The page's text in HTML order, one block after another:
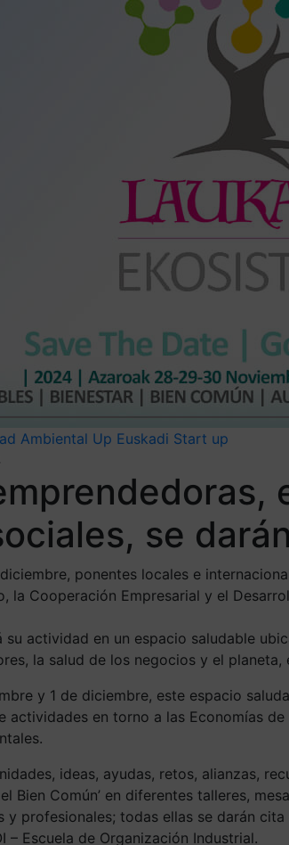
Ambiental Up Euskadi Start up
se
ponentes locales e
la Cooperación Empresarial y el
su actividad en un espacio saludable
la salud de los negocios y el
y 1 de diciembre, este espacio
actividades en torno a las Economías
ideas, ayudas, retos, alianzas,
Bien Común’ en diferentes talleres,
y profesionales; todas ellas se darán
– Escuela de Organización Industrial.